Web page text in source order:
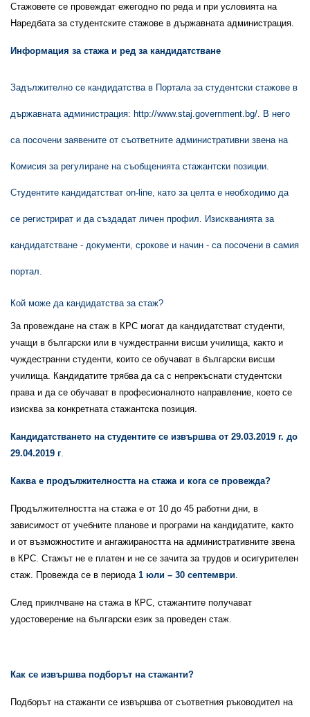
Стажовете се провеждат ежегодно по реда и при условията на
Наредбата за студентските стажове в държавната администрация.
Информация за стажа и ред за кандидатстване
Задължително се кандидатства в Портала за студентски стажове в
държавната администрация: http://www.staj.government.bg/ . В него
са посочени заявените от съответните административни звена на
Комисия за регулиране на съобщенията стажантски позиции.
Студентите кандидатстват on-line, като за целта е необходимо да
се регистрират и да създадат личен профил. Изискванията за
кандидатстване - документи, срокове и начин - са посочени в самия
портал.
Кой може да кандидатства за стаж?
За провеждане на стаж в КРС могат да кандидатстват студенти,
учащи в български или в чуждестранни висши училища, както и
чуждестранни студенти, които се обучават в български висши
училища. Кандидатите трябва да са с непрекъснати студентски
права и да се обучават в професионалното направление, което се
изисква за конкретната стажантска позиция.
Кандидатстването на студентите се извършва от 29.03.2019 г. до
29.04.2019 г
Каква е продължителността на стажа и кога се провежда?
Продължителността на стажа е от 10 до 45 работни дни, в
зависимост от учебните планове и програми на кандидатите, както
и от възможностите и ангажираността на административните звена
в КРС. Стажът не е платен и не се зачита за трудов и осигурителен
стаж. Провежда се в периода 1 юли – 30 септември
След приклчване на стажа в КРС, стажантите получават
удостоверение на български език за проведен стаж.
Как се извършва подборът на стажанти?
Подборът на стажанти се извършва от съответния ръководител на